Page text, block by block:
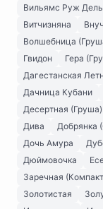
Вильямс Руж
Витчизняна
Волшебница
Гвидон
Гера
Дагестанская
Дачница Кубани
Десертная (Груша)
Дива
Добрянка
Дочь Амура
Дюймовочка
Заречная
Золотистая